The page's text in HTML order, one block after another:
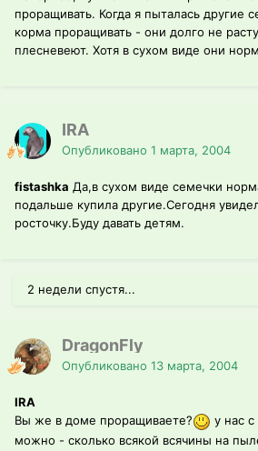
проращивать. Когда я пыталась другие
корма проращивать - они долго не
плесневеют. Хотя в сухом виде они
IRA
Опубликовано 1 марта, 2004
fistashka Да,в сухом виде семечки
подальше купила другие.Сегодня
росточку.Буду давать детям.
2 недели спустя...
DragonFly
Опубликовано 13 марта, 2004
IRA
Вы же в доме проращиваете?
у нас с
можно - сколько всякой всячины на